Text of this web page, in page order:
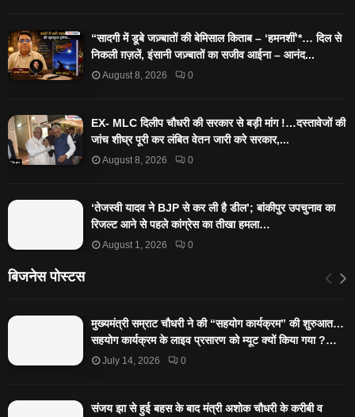
“सादगी में डूबे जज़्बातों की बेमिसाल किताब – ‘हमनशीं’*… दिल से
निकली ग़ज़लें, इंसानी जज़्बातों का सजीव आईना – आनंद...
August 8, 2026 0
EX- MLC दिलीप चौधरी की सरकार से बड़ी मांग !…दस्तावेजों की
जांच शीघ्र पूरी कर लंबित वेतन जारी करे सरकार,...
August 8, 2026 0
‘तेजस्‍वी यादव ने BJP से कर ली है डील’; बांकीपुर उपचुनाव का
रिजल्‍ट आने से पहले कांग्रेस का तीखा हमला…
August 1, 2026 0
बिजनेस पोस्टस
मुख्यमंत्री सम्राट चौधरी ने की “सहयोग कार्यक्रम” की शुरुआत…
सहयोग कार्यक्रम के लाइव प्रसारण को म्यूट क्यों किया गया ?…
July 14, 2026 0
संजय झा से हुई बहस के बाद मंत्री अशोक चौधरी के करीबी व